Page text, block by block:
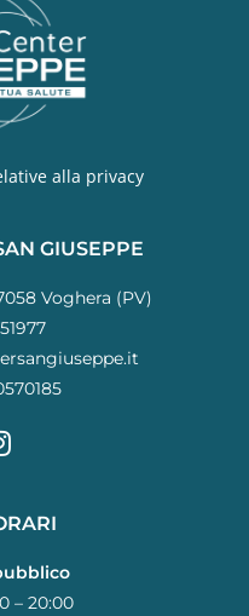
alla privacy
GIUSEPPE
Voghera (PV)
– 20:00